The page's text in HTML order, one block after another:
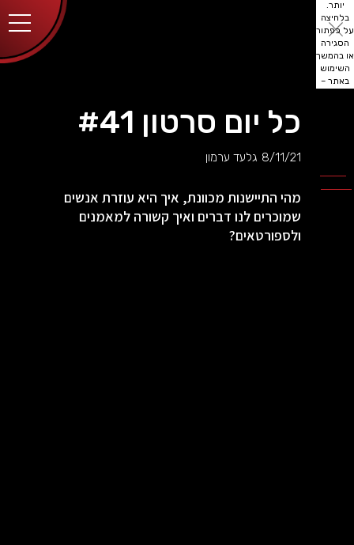
יותר.
בלחיצה
על כפתור
הסגירה
או בהמשך
השימוש
באתר –
כל יום סרטון #41
8/11/21 גלעד ערמון
מהי התיישנות מכוונת, איך היא עוזרת אנשים
שמוכרים לנו דברים ואיך קשורה למאמנים
ולספורטאים?